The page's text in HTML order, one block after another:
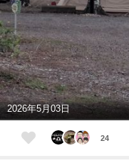
2026年5月03日
24